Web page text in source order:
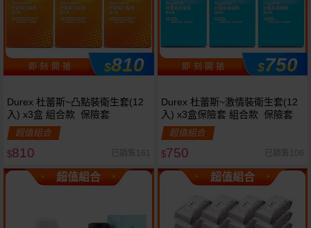
即 刻 開 搶 $810
Durex 杜蕾斯~凸點裝衛生套(12
入) x3盒 組合款 保險套
超值組合
$810 已銷售161
即 刻 開 搶 $750
Durex 杜蕾斯~激情裝衛生套(12
入) x3盒保險套 組合款 保險套
超值組合
$750 已銷售106
超值組合 超值組合